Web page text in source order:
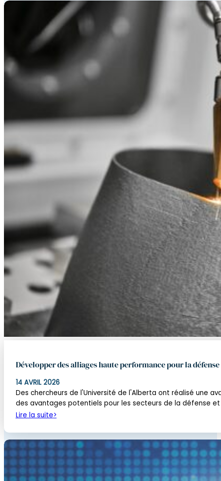
Développer des alliages haute performance pour la
14 AVRIL 2026
Des chercheurs de l'Université de l'Alberta ont réalisé une
des avantages potentiels pour les secteurs de la défense
Lire la suite